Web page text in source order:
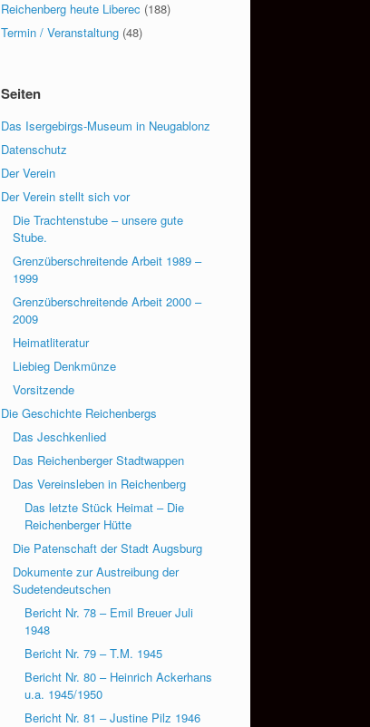
Reichenberg heute Liberec (188)
Termin / Veranstaltung (48)
Seiten
Das Isergebirgs-Museum in Neugablonz
Datenschutz
Der Verein
Der Verein stellt sich vor
Die Trachtenstube – unsere gute
Stube.
Grenzüberschreitende Arbeit 1989 –
1999
Grenzüberschreitende Arbeit 2000 –
2009
Heimatliteratur
Liebieg Denkmünze
Vorsitzende
Die Geschichte Reichenbergs
Das Jeschkenlied
Das Reichenberger Stadtwappen
Das Vereinsleben in Reichenberg
Das letzte Stück Heimat – Die
Reichenberger Hütte
Die Patenschaft der Stadt Augsburg
Dokumente zur Austreibung der
Sudetendeutschen
Bericht Nr. 78 – Emil Breuer Juli
1948
Bericht Nr. 79 – T.M. 1945
Bericht Nr. 80 – Heinrich Ackerhans
u.a. 1945/1950
Bericht Nr. 81 – Justine Pilz 1946